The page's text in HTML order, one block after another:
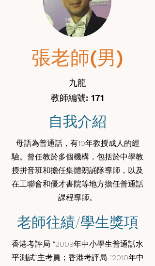
張老師(男)
九龍
教師編號: 171
自我介紹
母語為普通話，有10年教授成人的經
驗。曾任教於多個機構，包括於中學教
授拼音班和擔任集體朗誦隊導師，以及
在工聯會和優才書院等地方擔任普通話
課程導師。
老師往績/學生獎項
香港考評局 “2009年中小學生普通話水
平測試”主考員；香港考評局 “2010年中